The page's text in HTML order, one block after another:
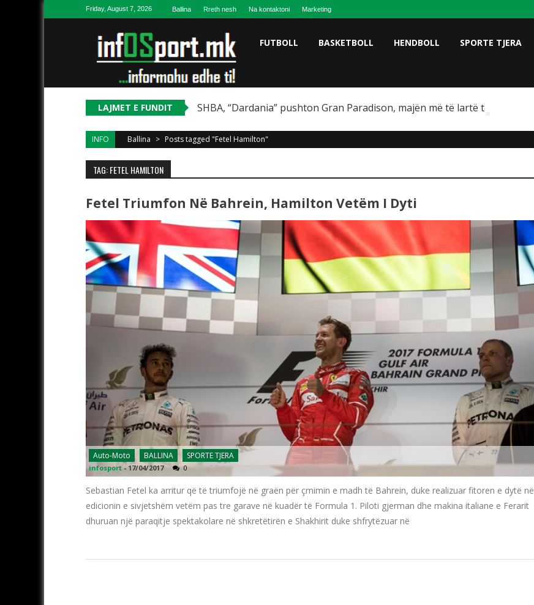
Skip to contentFriday, August 7, 2026 Ballina Rreth nesh Na kontaktoni Marketing
FUTBOLL BASKETBOLL HENDBOLL SPORTE TJERA
LAJMET E FUNDIT SHBA, “Dardania” pushton Gran Paradison, majën më të lartë të Italisë
INFO Ballina > Posts tagged "Fetel Hamilton"
TAG: FETEL HAMILTON
Fetel Triumfon Në Bahrein, Hamilton Vetëm I Dyti
Auto-Moto BALLINA SPORTE TJERA
infosport -17/04/2017 0
Sebastian Fetel ka arritur që të triumfojë në graën për çmimin e madh të Bahrein, duke realizuar fitoren e dytë në
edicionin e sivjetshëm vetëm pas tre garave në kuadër të Formula 1. Piloti gjerman dhe makina italiane e Ferarit
dhuruan një paraqitje spektakolare në shkretëtirën e Shakhirit duke shfrytëzuar në